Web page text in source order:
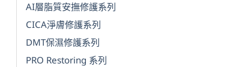
AI層脂質安撫修護系列
CICA淨膚修護系列
DMT保濕修護系列
PRO Restoring 系列